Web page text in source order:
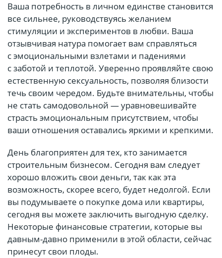
Ваша потребность в личном единстве становится
все сильнее, руководствуясь желанием
стимуляции и экспериментов в любви. Ваша
отзывчивая натура помогает вам справляться
с эмоциональными взлетами и падениями
с заботой и теплотой. Уверенно проявляйте свою
естественную сексуальность, позволяя близости
течь своим чередом. Будьте внимательны, чтобы
не стать самодовольной — уравновешивайте
страсть эмоциональным присутствием, чтобы
ваши отношения оставались яркими и крепкими.
День благоприятен для тех, кто занимается
строительным бизнесом. Сегодня вам следует
хорошо вложить свои деньги, так как эта
возможность, скорее всего, будет недолгой. Если
вы подумываете о покупке дома или квартиры,
сегодня вы можете заключить выгодную сделку.
Некоторые финансовые стратегии, которые вы
давным-давно применили в этой области, сейчас
принесут свои плоды.